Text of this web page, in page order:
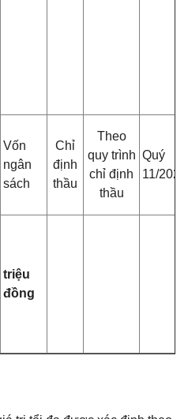
Vốn
ngân
sách
Chỉ
định
thầu
Theo
quy trình
chỉ định
thầu
Quý
11/2021
triệu
đồng